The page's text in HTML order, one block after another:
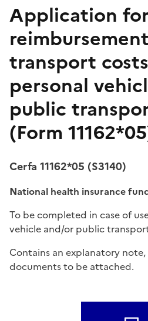
Application
transport
personal
public
(Form
Cerfa 11162*05 (S3140)
National health insurance
To be completed in case of
vehicle and/or public
Contains an explanatory
documents to be attached.